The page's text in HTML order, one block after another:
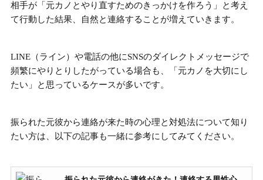
相手が「元カノとやり直すためのきっかけを作ろう」と考え
て行動した結果、自然と連絡することが増えていきます。
LINE（ライン）や電話の他にSNSのダイレクトメッセージで
頻繁にやりとりしたがっている場合も、「元カノを大切にし
たい」と思っているケースが多いです。
振られた元彼から連絡が来た時の心理と対処法について知り
たい方は、以下の記事も一緒に参考にしてみてください。